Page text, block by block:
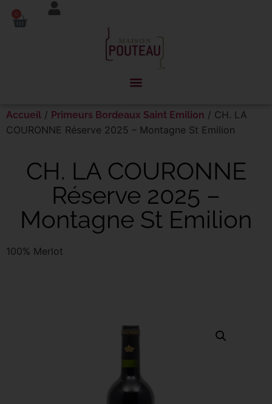
0
Accueil / Primeurs Bordeaux Saint Emilion / CH. LA
COURONNE Réserve 2025 – Montagne St Emilion
CH. LA COURONNE
Réserve 2025 –
Montagne St Emilion
100% Merlot
Panneau de gestion des cookies